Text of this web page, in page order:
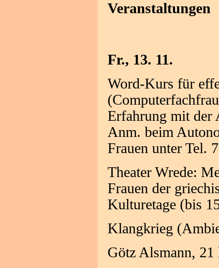
Veranstaltungen
Fr., 13. 11.
Word-Kurs für
Erfahrung mit der
Anm. beim
Frauen unter Tel.
Theater Wrede:
Frauen der
Kulturetage (bis
Klangkrieg
Götz Alsmann,